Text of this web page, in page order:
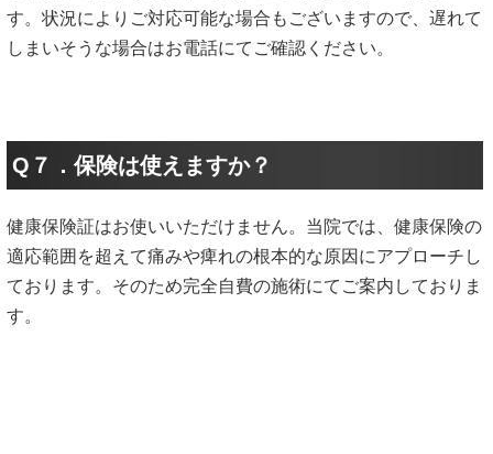
す。状況によりご対応可能な場合もございますので、遅れて
しまいそうな場合はお電話にてご確認ください。
Q７．保険は使えますか？
健康保険証はお使いいただけません。当院では、健康保険の
適応範囲を超えて痛みや痺れの根本的な原因にアプローチし
ております。そのため完全自費の施術にてご案内しておりま
す。